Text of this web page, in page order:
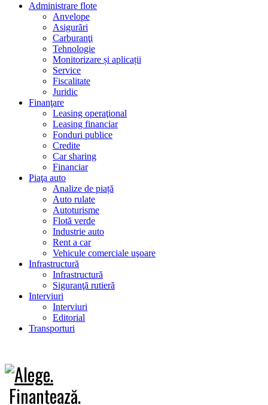
Administrare flote
Anvelope
Asigurări
Carburanţi
Tehnologie
Monitorizare și aplicații
Service
Fiscalitate
Juridic
Finanţare
Leasing operaţional
Leasing financiar
Fonduri publice
Credite
Car sharing
Financiar
Piaţa auto
Analize de piață
Auto rulate
Autoturisme
Flotă verde
Industrie auto
Rent a car
Vehicule comerciale uşoare
Infrastructură
Infrastructură
Siguranţă rutieră
Interviuri
Interviuri
Editorial
Transporturi